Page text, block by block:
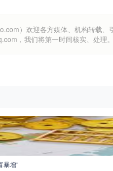
）欢迎各方媒体、机构转载
，我们将第一时间核实、处理
暴增"